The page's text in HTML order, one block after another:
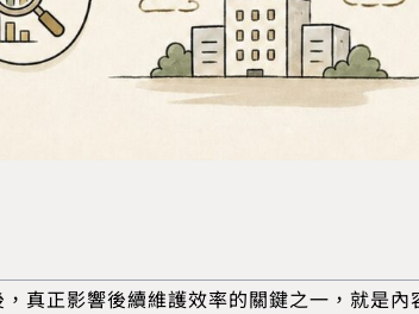
真正影響後續維護效率的關鍵之一，就是內